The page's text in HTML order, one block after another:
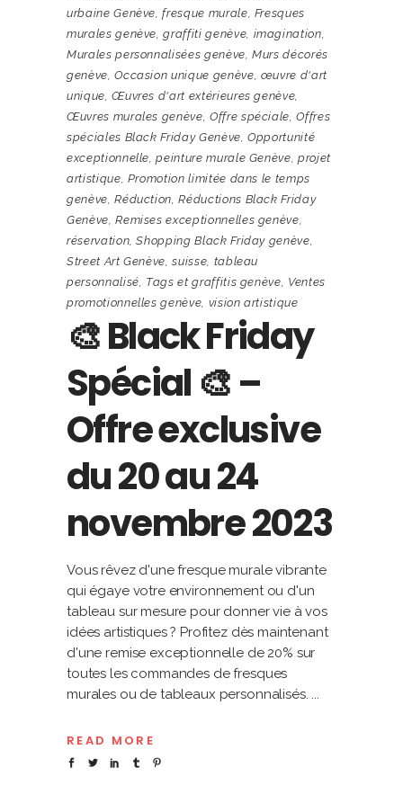
urbaine Genève,fresque murale, Fresques
murales genève,graffiti genève, imagination,
Murales personnalisées genève,Murs décorés
genève,Occasion unique genève, œuvre d'art
unique,Œuvres d'art extérieures genève,
Œuvres murales genève, Offre spéciale,Offres
spéciales Black Friday Genève,Opportunité
exceptionnelle,peinture murale Genève,projet
artistique, Promotion limitée dans le temps
genève,Réduction,Réductions Black Friday
Genève,Remises exceptionnelles genève,
réservation,Shopping Black Friday genève,
Street Art Genève,suisse, tableau
personnalisé, Tags et graffitis genève, Ventes
promotionnelles genève, vision artistique
🎨 Black Friday
Spécial 🎨 –
Offre exclusive
du 20 au 24
novembre 2023
Vous rêvez d'une fresque murale vibrante
qui égaye votre environnement ou d'un
tableau sur mesure pour donner vie à vos
idées artistiques ? Profitez dès maintenant
d'une remise exceptionnelle de 20% sur
toutes les commandes de fresques
murales ou de tableaux personnalisés.
READ MORE